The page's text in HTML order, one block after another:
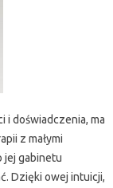
i doświadczenia, ma
z małymi
jej gabinetu
Dzięki owej intuicji,